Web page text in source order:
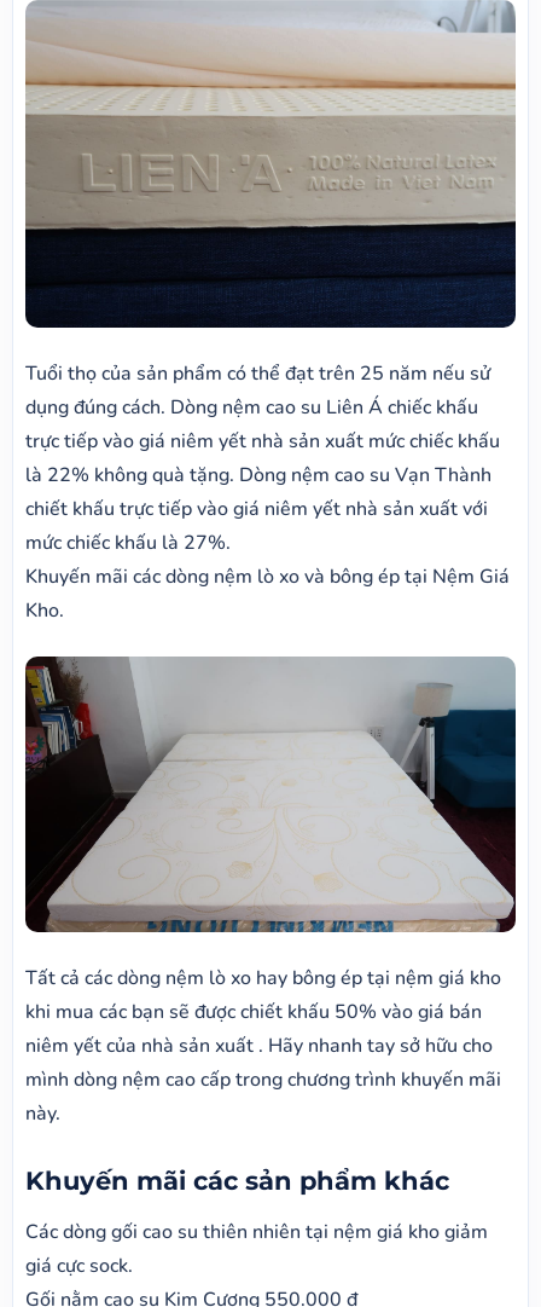
Tuổi thọ của sản phẩm có thể đạt trên 25 năm nếu sử
dụng đúng cách. Dòng nệm cao su Liên Á chiếc khấu
trực tiếp vào giá niêm yết nhà sản xuất mức chiếc khấu
là 22% không quà tặng. Dòng nệm cao su Vạn Thành
chiết khấu trực tiếp vào giá niêm yết nhà sản xuất với
mức chiếc khấu là 27%.
Khuyến mãi các dòng nệm lò xo và bông ép tại Nệm Giá
Kho.
Tất cả các dòng nệm lò xo hay bông ép tại nệm giá kho
khi mua các bạn sẽ được chiết khấu 50% vào giá bán
niêm yết của nhà sản xuất . Hãy nhanh tay sở hữu cho
mình dòng nệm cao cấp trong chương trình khuyến mãi
này.
Khuyến mãi các sản phẩm khác
Các dòng gối cao su thiên nhiên tại nệm giá kho giảm
giá cực sock.
Gối nằm cao su Kim Cương 550.000 đ